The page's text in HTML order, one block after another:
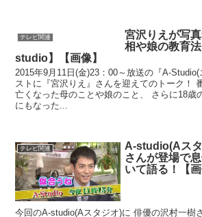
テレビ関連
宮沢りえが写
相や娘の教育
studio】【画像】
2015年9月11日(金)23：00～放送の『A-
ストに『宮沢りえ』さんを迎えてのトーク！
亡くなった母のことや娘のこと、 さらに18歳
にもなった...
テレビ関連
A-studio(Aス
さんが登場で
いて語る！【画
今回のA-studio(Aスタジオ)に 俳優の沢村一樹